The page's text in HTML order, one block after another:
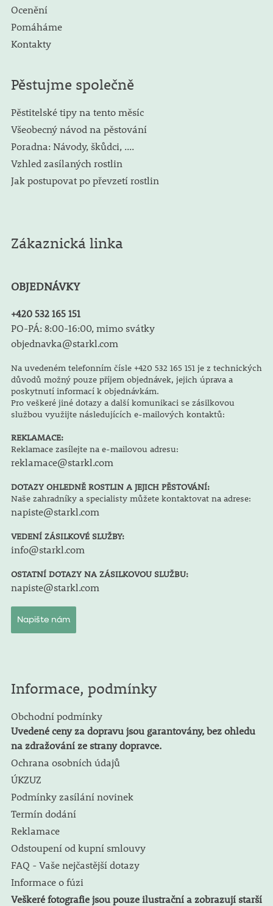
Ocenění
Pomáháme
Kontakty
Pěstujme společně
Pěstitelské tipy na tento měsíc
Všeobecný návod na pěstování
Poradna: Návody, škůdci, ....
Vzhled zasílaných rostlin
Jak postupovat po převzetí rostlin
Zákaznická linka
OBJEDNÁVKY
+420 532 165 151
PO-PÁ: 8:00-16:00, mimo svátky
objednavka@starkl.com
Na uvedeném telefonním čísle +420 532 165 151 je z technických
důvodů možný pouze příjem objednávek, jejich úprava a
poskytnutí informací k objednávkám.
Pro veškeré jiné dotazy a další komunikaci se zásilkovou
službou využijte následujících e-mailových kontaktů:
REKLAMACE:
Reklamace zasílejte na e-mailovou adresu:
reklamace@starkl.com
DOTAZY OHLEDNĚ ROSTLIN A JEJICH PĚSTOVÁNÍ:
Naše zahradníky a specialisty můžete kontaktovat na adrese:
napiste@starkl.com
VEDENÍ ZÁSILKOVÉ SLUŽBY:
info@starkl.com
OSTATNÍ DOTAZY NA ZÁSILKOVOU SLUŽBU:
napiste@starkl.com
Napište nám
Informace, podmínky
Obchodní podmínky
Uvedené ceny za dopravu jsou garantovány, bez ohledu
na zdražování ze strany dopravce.
Ochrana osobních údajů
ÚKZUZ
Podmínky zasílání novinek
Termín dodání
Reklamace
Odstoupení od kupní smlouvy
FAQ - Vaše nejčastější dotazy
Informace o fúzi
Veškeré fotografie jsou pouze ilustrační a zobrazují starší